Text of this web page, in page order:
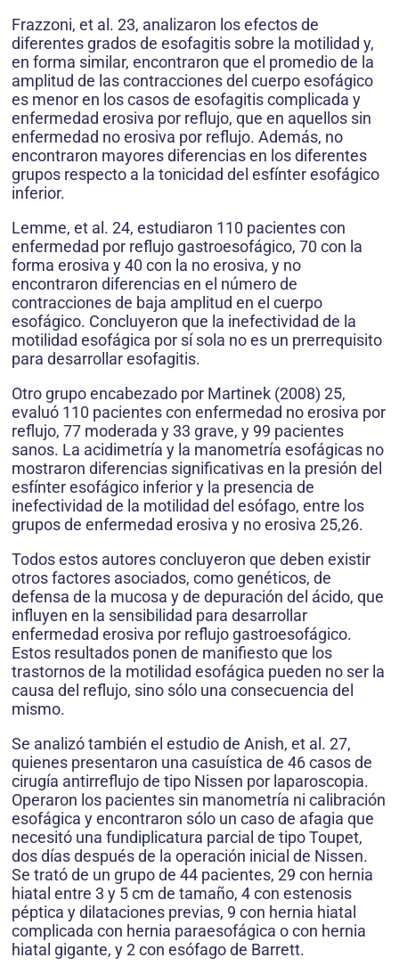
Frazzoni, et al. 23, analizaron los efectos de
diferentes grados de esofagitis sobre la motilidad y,
en forma similar, encontraron que el promedio de la
amplitud de las contracciones del cuerpo esofágico
es menor en los casos de esofagitis complicada y
enfermedad erosiva por reflujo, que en aquellos sin
enfermedad no erosiva por reflujo. Además, no
encontraron mayores diferencias en los diferentes
grupos respecto a la tonicidad del esfínter esofágico
inferior.
Lemme, et al. 24, estudiaron 110 pacientes con
enfermedad por reflujo gastroesofágico, 70 con la
forma erosiva y 40 con la no erosiva, y no
encontraron diferencias en el número de
contracciones de baja amplitud en el cuerpo
esofágico. Concluyeron que la inefectividad de la
motilidad esofágica por sí sola no es un prerrequisito
para desarrollar esofagitis.
Otro grupo encabezado por Martinek (2008) 25,
evaluó 110 pacientes con enfermedad no erosiva por
reflujo, 77 moderada y 33 grave, y 99 pacientes
sanos. La acidimetría y la manometría esofágicas no
mostraron diferencias significativas en la presión del
esfínter esofágico inferior y la presencia de
inefectividad de la motilidad del esófago, entre los
grupos de enfermedad erosiva y no erosiva 25,26.
Todos estos autores concluyeron que deben existir
otros factores asociados, como genéticos, de
defensa de la mucosa y de depuración del ácido, que
influyen en la sensibilidad para desarrollar
enfermedad erosiva por reflujo gastroesofágico.
Estos resultados ponen de manifiesto que los
trastornos de la motilidad esofágica pueden no ser la
causa del reflujo, sino sólo una consecuencia del
mismo.
Se analizó también el estudio de Anish, et al. 27,
quienes presentaron una casuística de 46 casos de
cirugía antirreflujo de tipo Nissen por laparoscopia.
Operaron los pacientes sin manometría ni calibración
esofágica y encontraron sólo un caso de afagia que
necesitó una fundiplicatura parcial de tipo Toupet,
dos días después de la operación inicial de Nissen.
Se trató de un grupo de 44 pacientes, 29 con hernia
hiatal entre 3 y 5 cm de tamaño, 4 con estenosis
péptica y dilataciones previas, 9 con hernia hiatal
complicada con hernia paraesofágica o con hernia
hiatal gigante, y 2 con esófago de Barrett.